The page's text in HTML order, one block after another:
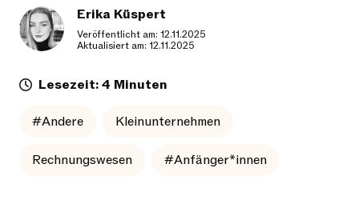
Erika Küspert
Veröffentlicht am: 12.11.2025
Aktualisiert am: 12.11.2025
Lesezeit: 4 Minuten
#Andere Kleinunternehmen
Rechnungswesen #Anfänger*innen